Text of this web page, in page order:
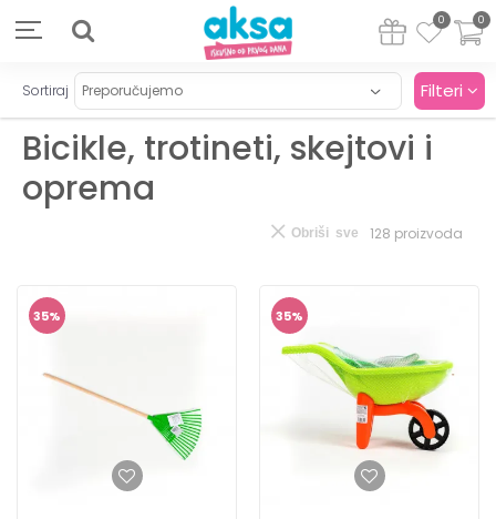
0
0
Bicikle, trotineti, skejtovi i
oprema
Sortiraj Filteri
128 proizvoda
Obriši sve
35% 35%